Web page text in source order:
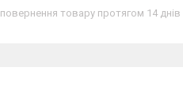
повернення товару протягом 14 днів